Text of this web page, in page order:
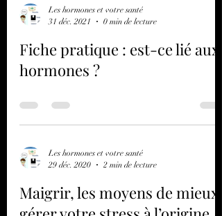
Les hormones et votre santé
31 déc. 2021
0 min de lecture
Fiche pratique : est-ce lié aux
hormones ?
Les hormones et votre santé
29 déc. 2020
2 min de lecture